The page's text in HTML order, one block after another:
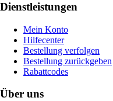
Dienstleistungen
Mein Konto
Hilfecenter
Bestellung verfolgen
Bestellung zurückgeben
Rabattcodes
Über uns